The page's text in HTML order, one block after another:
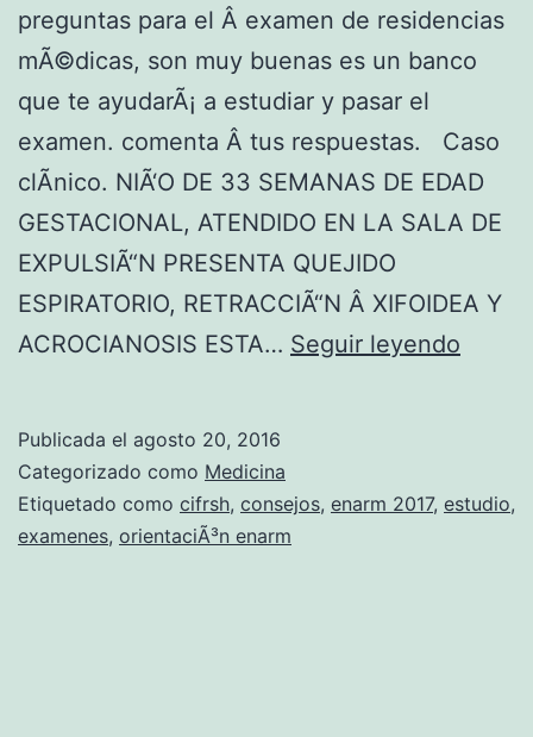
preguntas para el Â examen de residencias
mÃ©dicas, son muy buenas es un banco
que te ayudarÃ¡ a estudiar y pasar el
examen. comenta Â tus respuestas. Caso
clÃ­nico. NIÃ‘O DE 33 SEMANAS DE EDAD
GESTACIONAL, ATENDIDO EN LA SALA DE
EXPULSIÃ“N PRESENTA QUEJIDO
ESPIRATORIO, RETRACCIÃ“N Â XIFOIDEA Y
ACROCIANOSIS ESTA… Seguir leyendo
N
Publicada el agosto 20, 2016
Categorizado como Medicina
Etiquetado como cifrsh, consejos, enarm 2017, estudio,
examenes, orientaciÃ³n enarm